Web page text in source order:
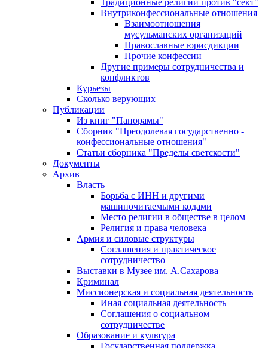
Традиционные религии против "сект"
Внутриконфессиональные отношения
Взаимоотношения
мусульманских организаций
Православные юрисдикции
Прочие конфессии
Другие примеры сотрудничества и
конфликтов
Курьезы
Сколько верующих
Публикации
Из книг "Панорамы"
Сборник "Преодолевая государственно -
конфессиональные отношения"
Статьи сборника "Пределы светскости"
Документы
Архив
Власть
Борьба с ИНН и другими
машиночитаемыми кодами
Место религии в обществе в целом
Религия и права человека
Армия и силовые структуры
Соглашения и практическое
сотрудничество
Выставки в Музее им. А.Сахарова
Криминал
Миссионерская и социальная деятельность
Иная социальная деятельность
Соглашения о социальном
сотрудничестве
Образование и культура
Государственная поддержка